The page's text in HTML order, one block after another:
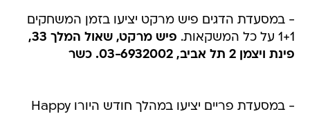
- במסעדת הדגים פיש מרקט יציעו בזמן המשחקים
1+1 על כל המשקאות.
פיש מרקט, שאול המלך 33,
פינת ויצמן 2 תל אביב, 03-6932002. כשר
- במסעדת פריים יציעו במהלך חודש היורו Happy